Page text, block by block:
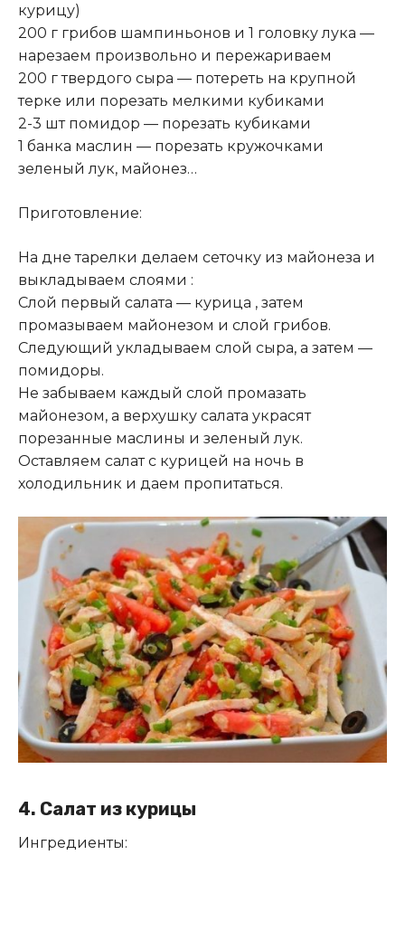
курицу)
200 г грибов шампиньонов и 1 головку лука —
нарезаем произвольно и пережариваем
200 г твердого сыра — потереть на крупной
терке или порезать мелкими кубиками
2-3 шт помидор — порезать кубиками
1 банка маслин — порезать кружочками
зеленый лук, майонез…
Приготовление:
На дне тарелки делаем сеточку из майонеза и
выкладываем слоями :
Слой первый салата — курица , затем
промазываем майонезом и слой грибов.
Следующий укладываем слой сыра, а затем —
помидоры.
Не забываем каждый слой промазать
майонезом, а верхушку салата украсят
порезанные маслины и зеленый лук.
Оставляем салат с курицей на ночь в
холодильник и даем пропитаться.
4. Салат из курицы
Ингредиенты: